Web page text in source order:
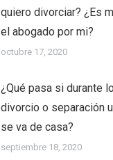
quiero divorciar? ¿Es
el abogado por mi?
octubre 17, 2020
¿Qué pasa si durante
divorcio o separación
se va de casa?
septiembre 18, 2020